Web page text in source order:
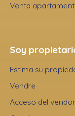
Venta
Soy
Estima su
Vendre
Acceso del vendor